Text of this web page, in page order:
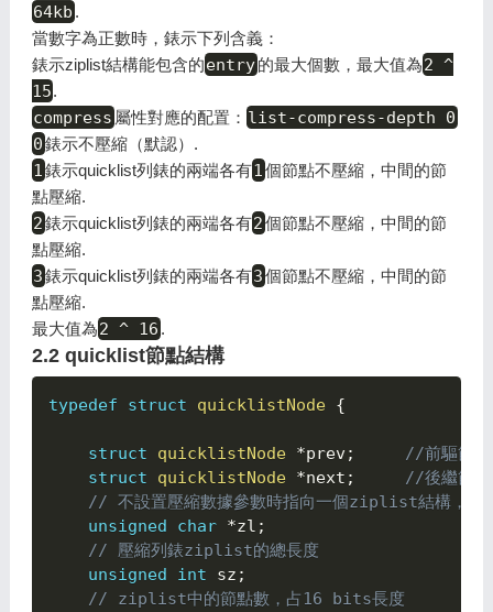
64kb .
當數字為正數時，錶示下列含義：
錶示ziplist結構能包含的entry的最大個數，最大值為2 ^
15.
compress 屬性對應的配置： list-compress-depth 0
0錶示不壓縮（默認）.
1 錶示quicklist列錶的兩端各有1 個節點不壓縮，中間的節
點壓縮.
2錶示quicklist列錶的兩端各有2個節點不壓縮，中間的節
點壓縮.
3錶示quicklist列錶的兩端各有3個節點不壓縮，中間的節
點壓縮.
最大值為2 ^ 16 .
2.2 quicklist節點結構
typedef struct quicklistNode {
struct quicklistNode *prev;
//前驅節點
struct
quicklistNode *next ;
//後繼節點
// 不設置壓縮數據參數時指向一個ziplist結構，
unsigned
char *zl ;
// 壓縮列錶ziplist的總長度
unsigned
int sz ;
// ziplist中的節點數，占16 bits長度